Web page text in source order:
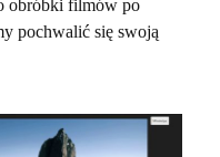
obróbki filmów po
pochwalić się swoją